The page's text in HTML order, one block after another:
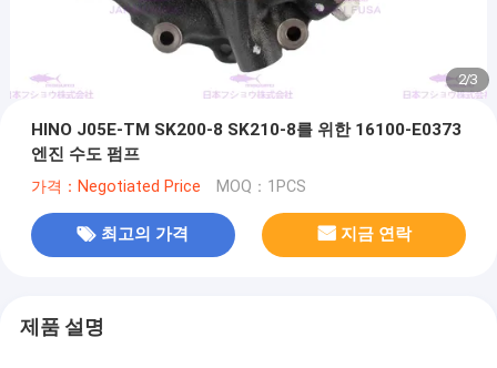
2/3
HINO J05E-TM SK200-8 SK210-8를 위한 16100-E0373
엔진 수도 펌프
가격：Negotiated Price MOQ：1PCS
최고의 가격 지금 연락
제품 설명